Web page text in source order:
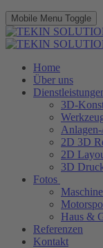
Mobile Menu Toggle
Home
Über uns
3D-
2D 3D
2D
3D
Fotos
Haus &
Referenzen
Kontakt